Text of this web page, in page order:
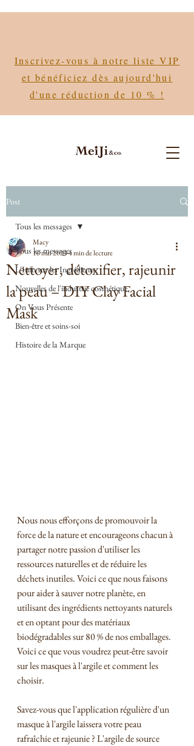
Inscrivez-vous à notre liste VIP
et bénéficiez dès aujourd'hui
d'une réduction de 10 % !
Post
Tous les messages
L'Info sur les Ingrédients
Nouvelles de l'industrie cosmétique
On Vous Présente
Bien-être et soins-soi
Histoire de la Marque
Tous les messages
Nettoyer, détoxifier, rajeunir
la peau – DIY Clay Facial
Mask
Macy
16 mai 20234 min de lecture
Nous nous efforçons de promouvoir la
force de la nature et encourageons chacun à
partager notre passion d'utiliser les
ressources naturelles et de réduire les
déchets inutiles. Voici ce que nous faisons
pour aider à sauver notre planète, en
utilisant des ingrédients nettoyants naturels
et en optant pour des matériaux
biodégradables sur 80 % de nos emballages.
Voici ce que vous voudrez peut-être savoir
sur les masques à l'argile et comment les
choisir.
Savez-vous que l'application régulière d'un
masque à l'argile laissera votre peau
rafraîchie et rajeunie ? L'argile de source